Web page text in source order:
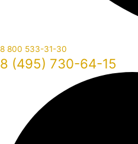
8 800 533-31-30
8 (495) 730-64-15